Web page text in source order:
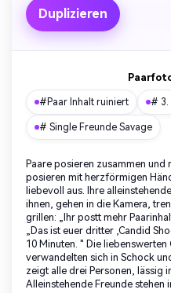
Duplizieren
#Paar Inhalt ruiniert # 3.
# Single Freunde Savage
Paare posieren zusammen
posieren mit herzförmigen
liebevoll aus. Ihre
ihnen, gehen in die Kamera,
grillen: „Ihr postt mehr
„Das ist euer dritter ‚Candid
10 Minuten. " Die liebenswerten
verwandelten sich in Schock
zeigt alle drei Personen, lässig
Alleinstehende Freunde
Bilder
100 %